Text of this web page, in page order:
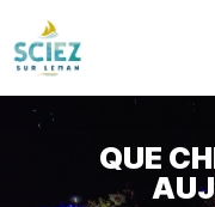
ACCUEIL
QUE